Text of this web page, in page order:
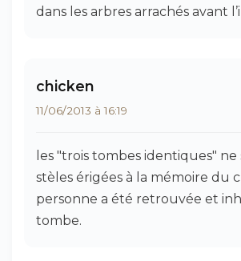
dans les arbres arrachés avant
chicken
11/06/2013 à 16:19
les "trois tombes identiques"
stèles érigées à la mémoire du
personne a été retrouvée et
tombe.